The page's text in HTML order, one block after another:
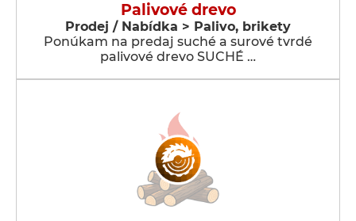
Palivové drevo
Prodej / Nabídka > Palivo, brikety
Ponúkam na predaj suché a surové tvrdé
palivové drevo SUCHÉ …